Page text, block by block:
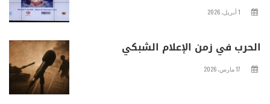
1 أبريل، 2026
الحرب في زمن الإعلام الشبكي
17 مارس، 2026